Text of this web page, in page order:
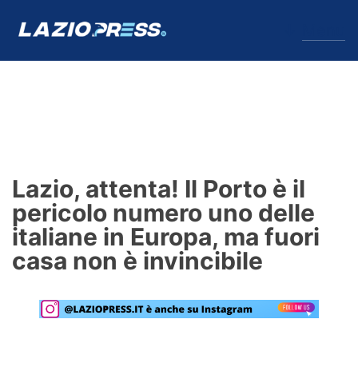
Formello
Infortuni
Primavera
Calciomercato
Lazio, attenta! Il Porto è il
pericolo numero uno delle
italiane in Europa, ma fuori
casa non è invincibile